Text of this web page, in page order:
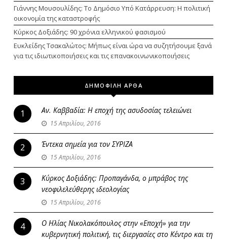
Γιάννης Μουσουλίδης: Το Δημόσιο Υπό Κατάρρευση: Η πολιτική
οικονομία της καταστροφής
Κύρκος Δοξιάδης: 90 χρόνια ελληνικού φασισμού
Ευκλείδης Τσακαλώτος: Μήπως είναι ώρα να συζητήσουμε ξανά
για τις ιδιωτικοποιήσεις και τις επανακοινωνικοποιήσεις
ΔΗΜΟΦΙΛΗ ΑΡΘΑ
1 Αν. Καββαδία: Η εποχή της ασυδοσίας τελειώνει
15 Απριλίου, 2016
2 Έντεκα σημεία για τον ΣΥΡΙΖΑ
15 Απριλίου, 2016
3
Κύρκος Δοξιάδης: Προπαγάνδα, ο μπράβος της
νεοφιλελεύθερης ιδεολογίας
15 Απριλίου, 2016
4
Ο Ηλίας Νικολακόπουλος στην «Εποχή» για την
κυβερνητική πολιτική, τις διεργασίες στο Κέντρο και τη